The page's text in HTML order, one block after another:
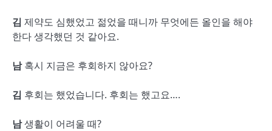
김 제약도 심했었고 젊었을 때니까 무엇에든 올인을 해야
한다 생각했던 것 같아요.
남혹시 지금은 후회하지 않아요?
김 후회는 했었습니다. 후회는 했고요….
남생활이 어려울 때?